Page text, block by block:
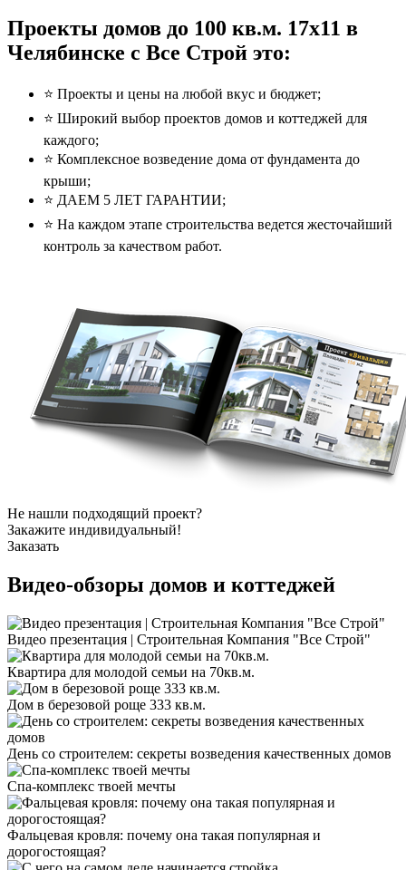
Проекты домов до 100 кв.м. 17x11 в
Челябинске с Все Строй это:
⭐️ Проекты и цены на любой вкус и бюджет;
⭐️ Широкий выбор проектов домов и коттеджей для
каждого;
⭐️ Комплексное возведение дома от фундамента до
крыши;
⭐️ ДАЕМ 5 ЛЕТ ГАРАНТИИ;
⭐️ На каждом этапе строительства ведется жесточайший
контроль за качеством работ.
Не нашли подходящий проект?
Закажите индивидуальный!
Заказать
Видео-обзоры домов и коттеджей
Видео презентация | Строительная Компания "Все Строй"
Квартира для молодой семьи на 70кв.м.
Дом в березовой роще 333 кв.м.
День со строителем: секреты возведения качественных домов
Спа-комплекс твоей мечты
Фальцевая кровля: почему она такая популярная и
дорогостоящая?